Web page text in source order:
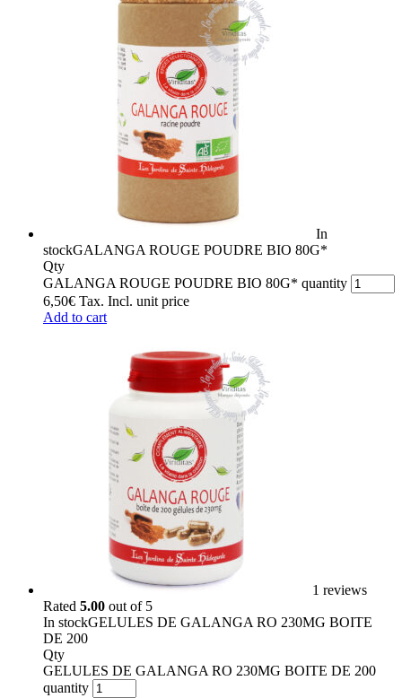
In
stockGALANGA ROUGE POUDRE BIO 80G*
Qty
GALANGA ROUGE POUDRE BIO 80G* quantity
6,50€ Tax. Incl. unit price
Add to cart
1 reviews
Rated 5.00 out of 5
In stockGELULES DE GALANGA RO 230MG BOITE
DE 200
Qty
GELULES DE GALANGA RO 230MG BOITE DE 200
quantity